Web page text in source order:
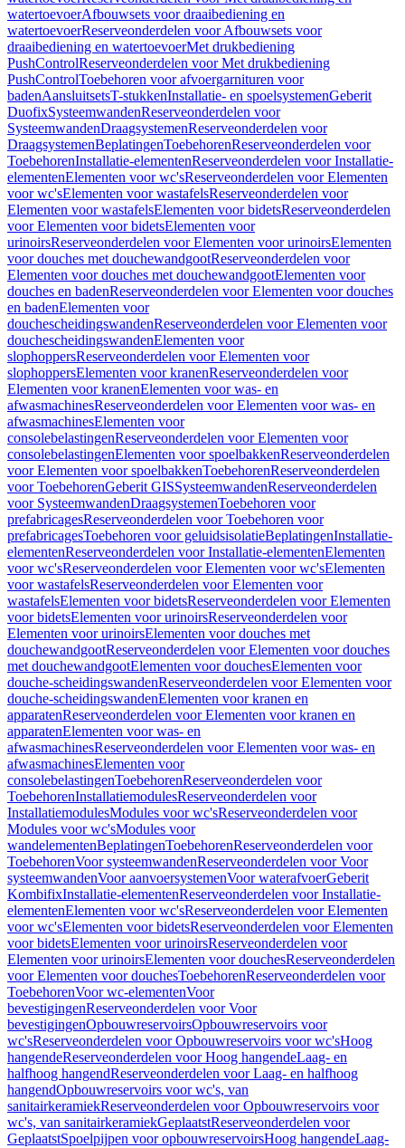
watertoevoerAfbouwsets voor draaibediening en
watertoevoerReserveonderdelen voor Afbouwsets voor
draaibediening en watertoevoerMet drukbediening
PushControlReserveonderdelen voor Met drukbediening
PushControlToebehoren voor afvoergarnituren voor
badenAansluitsetsT-stukkenInstallatie- en spoelsystemenGeberit
DuofixSysteemwandenReserveonderdelen voor
SysteemwandenDraagsystemenReserveonderdelen voor
DraagsystemenBeplatingenToebehorenReserveonderdelen voor
ToebehorenInstallatie-elementenReserveonderdelen voor Installatie-
elementenElementen voor wc'sReserveonderdelen voor Elementen
voor wc'sElementen voor wastafelsReserveonderdelen voor
Elementen voor wastafelsElementen voor bidetsReserveonderdelen
voor Elementen voor bidetsElementen voor
urinoirsReserveonderdelen voor Elementen voor urinoirsElementen
voor douches met douchewandgootReserveonderdelen voor
Elementen voor douches met douchewandgootElementen voor
douches en badenReserveonderdelen voor Elementen voor douches
en badenElementen voor
douchescheidingswandenReserveonderdelen voor Elementen voor
douchescheidingswandenElementen voor
slophoppersReserveonderdelen voor Elementen voor
slophoppersElementen voor kranenReserveonderdelen voor
Elementen voor kranenElementen voor was- en
afwasmachinesReserveonderdelen voor Elementen voor was- en
afwasmachinesElementen voor
consolebelastingenReserveonderdelen voor Elementen voor
consolebelastingenElementen voor spoelbakkenReserveonderdelen
voor Elementen voor spoelbakkenToebehorenReserveonderdelen
voor ToebehorenGeberit GISSysteemwandenReserveonderdelen
voor SysteemwandenDraagsystemenToebehoren voor
prefabricagesReserveonderdelen voor Toebehoren voor
prefabricagesToebehoren voor geluidsisolatieBeplatingenInstallatie-
elementenReserveonderdelen voor Installatie-elementenElementen
voor wc'sReserveonderdelen voor Elementen voor wc'sElementen
voor wastafelsReserveonderdelen voor Elementen voor
wastafelsElementen voor bidetsReserveonderdelen voor Elementen
voor bidetsElementen voor urinoirsReserveonderdelen voor
Elementen voor urinoirsElementen voor douches met
douchewandgootReserveonderdelen voor Elementen voor douches
met douchewandgootElementen voor douchesElementen voor
douche-scheidingswandenReserveonderdelen voor Elementen voor
douche-scheidingswandenElementen voor kranen en
apparatenReserveonderdelen voor Elementen voor kranen en
apparatenElementen voor was- en
afwasmachinesReserveonderdelen voor Elementen voor was- en
afwasmachinesElementen voor
consolebelastingenToebehorenReserveonderdelen voor
ToebehorenInstallatiemodulesReserveonderdelen voor
InstallatiemodulesModules voor wc'sReserveonderdelen voor
Modules voor wc'sModules voor
wandelementenBeplatingenToebehorenReserveonderdelen voor
ToebehorenVoor systeemwandenReserveonderdelen voor Voor
systeemwandenVoor aanvoersystemenVoor waterafvoerGeberit
KombifixInstallatie-elementenReserveonderdelen voor Installatie-
elementenElementen voor wc'sReserveonderdelen voor Elementen
voor wc'sElementen voor bidetsReserveonderdelen voor Elementen
voor bidetsElementen voor urinoirsReserveonderdelen voor
Elementen voor urinoirsElementen voor douchesReserveonderdelen
voor Elementen voor douchesToebehorenReserveonderdelen voor
ToebehorenVoor wc-elementenVoor
bevestigingenReserveonderdelen voor Voor
bevestigingenOpbouwreservoirsOpbouwreservoirs voor
wc'sReserveonderdelen voor Opbouwreservoirs voor wc'sHoog
hangendeReserveonderdelen voor Hoog hangendeLaag- en
halfhoog hangendReserveonderdelen voor Laag- en halfhoog
hangendOpbouwreservoirs voor wc's, van
sanitairkeramiekReserveonderdelen voor Opbouwreservoirs voor
wc's, van sanitairkeramiekGeplaatstReserveonderdelen voor
GeplaatstSpoelpijpen voor opbouwreservoirsHoog hangendeLaag-